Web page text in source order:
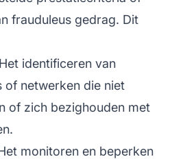
frauduleus gedrag. Dit
Het identificeren van
of netwerken die niet
of zich bezighouden met
monitoren en beperken